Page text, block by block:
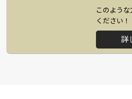
このよう
ください！
詳